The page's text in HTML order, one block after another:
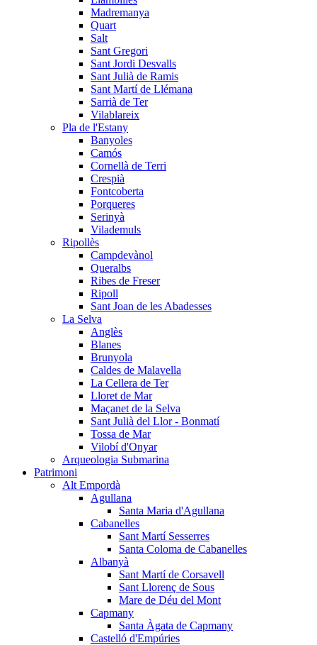
Madremanya
Quart
Salt
Sant Gregori
Sant Jordi Desvalls
Sant Julià de Ramis
Sant Martí de Llémana
Sarrià de Ter
Vilablareix
Pla de l'Estany
Banyoles
Camós
Cornellà de Terri
Crespià
Fontcoberta
Porqueres
Serinyà
Vilademuls
Ripollès
Campdevànol
Queralbs
Ribes de Freser
Ripoll
Sant Joan de les Abadesses
La Selva
Anglès
Blanes
Brunyola
Caldes de Malavella
La Cellera de Ter
Lloret de Mar
Maçanet de la Selva
Sant Julià del Llor - Bonmatí
Tossa de Mar
Vilobí d'Onyar
Arqueologia Submarina
Patrimoni
Alt Empordà
Agullana
Santa Maria d'Agullana
Cabanelles
Sant Martí Sesserres
Santa Coloma de Cabanelles
Albanyà
Sant Martí de Corsavell
Sant Llorenç de Sous
Mare de Déu del Mont
Capmany
Santa Àgata de Capmany
Castelló d'Empúries